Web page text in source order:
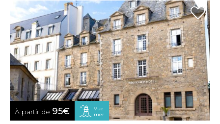
À partir de 95€
Vue
mer